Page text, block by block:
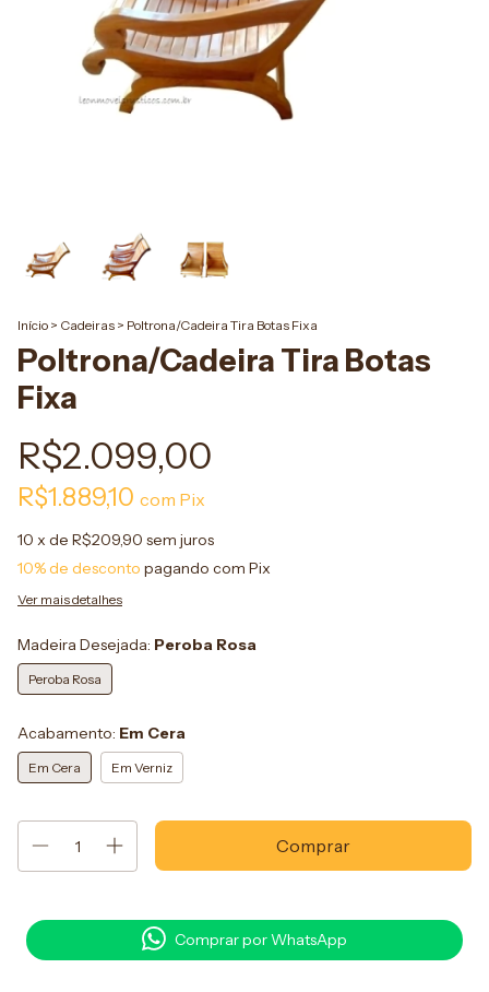
Início > Cadeiras > Poltrona/Cadeira Tira Botas Fixa
Poltrona/Cadeira Tira Botas
Fixa
R$2.099,00
R$1.889,10 com Pix
10 x de R$209,90 sem juros
10% de desconto pagando com Pix
Ver mais detalhes
Madeira Desejada: Peroba Rosa
Peroba Rosa
Acabamento: Em Cera
Em Cera Em Verniz
Comprar por WhatsApp